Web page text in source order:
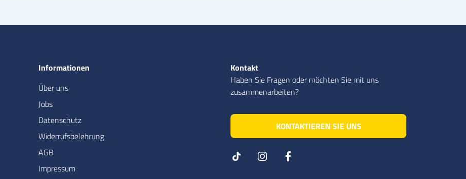
Kontakt
Haben Sie Fragen oder möchten Sie mit uns
zusammenarbeiten?
KONTAKTIEREN SIE UNS
Informationen
Über uns
Jobs
Datenschutz
Widerrufsbelehrung
AGB
Impressum